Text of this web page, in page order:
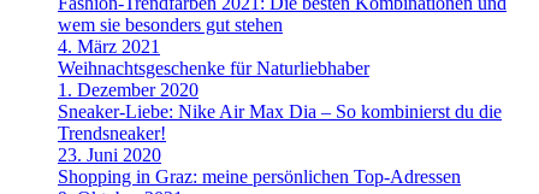
wem sie besonders gut stehen
4. März 2021
Weihnachtsgeschenke für Naturliebhaber
1. Dezember 2020
Sneaker-Liebe: Nike Air Max Dia – So kombinierst du die
Trendsneaker!
23. Juni 2020
Shopping in Graz: meine persönlichen Top-Adressen